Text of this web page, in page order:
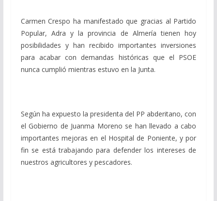
Carmen Crespo ha manifestado que gracias al Partido
Popular, Adra y la provincia de Almería tienen hoy
posibilidades y han recibido importantes inversiones
para acabar con demandas históricas que el PSOE
nunca cumplió mientras estuvo en la Junta.
Según ha expuesto la presidenta del PP abderitano, con
el Gobierno de Juanma Moreno se han llevado a cabo
importantes mejoras en el Hospital de Poniente, y por
fin se está trabajando para defender los intereses de
nuestros agricultores y pescadores.